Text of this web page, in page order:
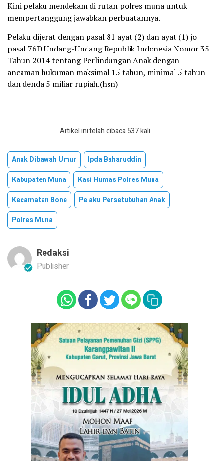
Kini pelaku mendekam di rutan polres muna untuk
mempertanggung jawabkan perbuatannya.
Pelaku dijerat dengan pasal 81 ayat (2) dan ayat (1) jo
pasal 76D Undang-Undang Republik Indonesia Nomor 35
Tahun 2014 tentang Perlindungan Anak dengan
ancaman hukuman maksimal 15 tahun, minimal 5 tahun
dan denda 5 miliar rupiah.(hsn)
Artikel ini telah dibaca 537 kali
Anak Dibawah Umur
Ipda Baharuddin
Kabupaten Muna
Kasi Humas Polres Muna
Kecamatan Bone
Pelaku Persetubuhan Anak
Polres Muna
Redaksi
Publisher